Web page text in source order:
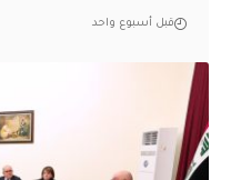
قبل أسبوع واحد